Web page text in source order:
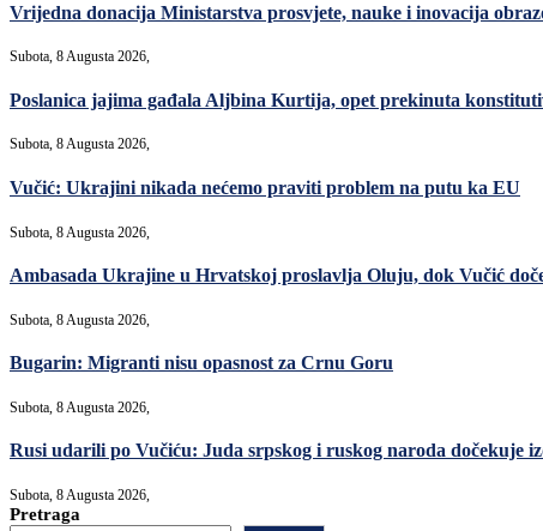
Vrijedna donacija Ministarstva prosvjete, nauke i inovacija
Subota, 8 Augusta 2026,
Poslanica jajima gađala Aljbina Kurtija, opet prekinuta
Subota, 8 Augusta 2026,
Vučić: Ukrajini nikada nećemo praviti problem na putu ka EU
Subota, 8 Augusta 2026,
Ambasada Ukrajine u Hrvatskoj proslavlja Oluju, dok Vučić
Subota, 8 Augusta 2026,
Bugarin: Migranti nisu opasnost za Crnu Goru
Subota, 8 Augusta 2026,
Rusi udarili po Vučiću: Juda srpskog i ruskog naroda dočekuje
Subota, 8 Augusta 2026,
Pretraga